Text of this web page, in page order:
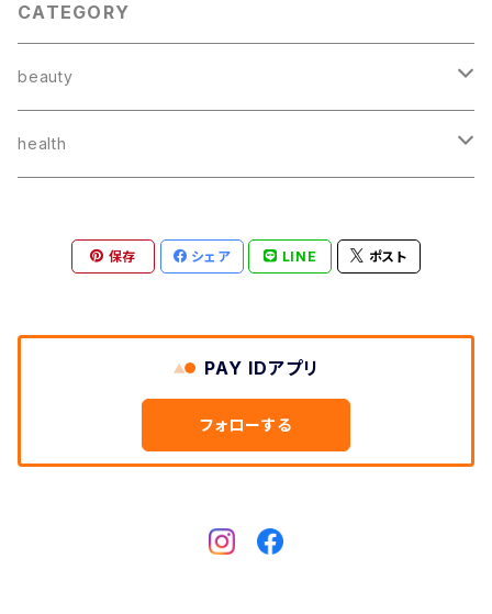
CATEGORY
beauty
スキンケア
ベビースキンケア
ヘアケア
health
ドリンク
お菓子
離乳食・こどもお菓子
保存 シェア LINE ポスト
PAY IDアプリ
フォローする